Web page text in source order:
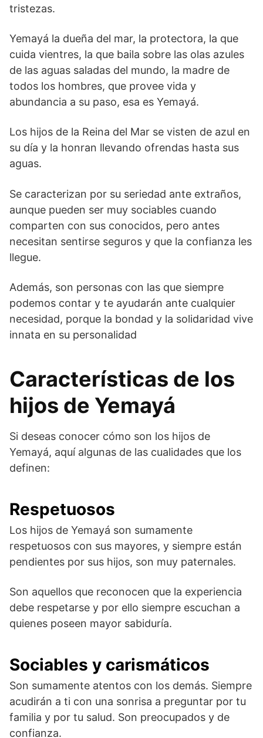
tristezas.
Yemayá la dueña del mar, la protectora, la que
cuida vientres, la que baila sobre las olas azules
de las aguas saladas del mundo, la madre de
todos los hombres, que provee vida y
abundancia a su paso, esa es Yemayá.
Los hijos de la Reina del Mar se visten de azul en
su día y la honran llevando ofrendas hasta sus
aguas.
Se caracterizan por su seriedad ante extraños,
aunque pueden ser muy sociables cuando
comparten con sus conocidos, pero antes
necesitan sentirse seguros y que la confianza les
llegue.
Además, son personas con las que siempre
podemos contar y te ayudarán ante cualquier
necesidad, porque la bondad y la solidaridad vive
innata en su personalidad
Características de los
hijos de Yemayá
Si deseas conocer cómo son los hijos de
Yemayá, aquí algunas de las cualidades que los
definen:
Respetuosos
Los hijos de Yemayá son sumamente
respetuosos con sus mayores, y siempre están
pendientes por sus hijos, son muy paternales.
Son aquellos que reconocen que la experiencia
debe respetarse y por ello siempre escuchan a
quienes poseen mayor sabiduría.
Sociables y carismáticos
Son sumamente atentos con los demás. Siempre
acudirán a ti con una sonrisa a preguntar por tu
familia y por tu salud. Son preocupados y de
confianza.